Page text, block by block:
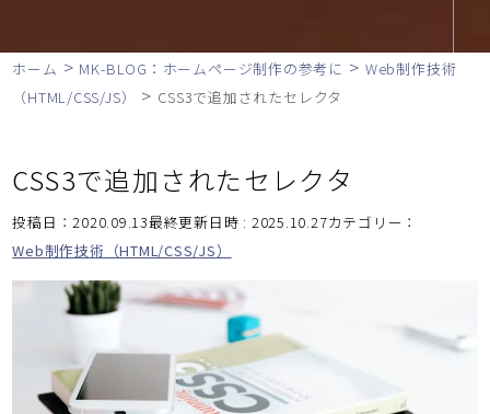
ホーム > MK-BLOG：ホームページ制作の参考に > Web制作技術
（HTML/CSS/JS）
> CSS3で追加されたセレクタ
CSS3で追加されたセレクタ
投稿日：2020.09.13最終更新日時 : 2025.10.27カテゴリー：
Web制作技術（HTML/CSS/JS）